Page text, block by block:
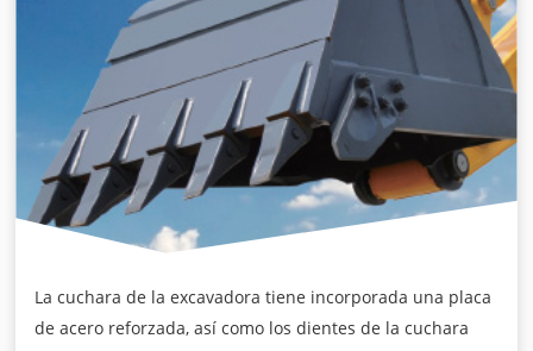
La cuchara de la excavadora tiene incorporada una placa
de acero reforzada, así como los dientes de la cuchara